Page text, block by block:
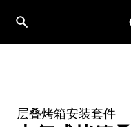
层叠烤箱安装套件